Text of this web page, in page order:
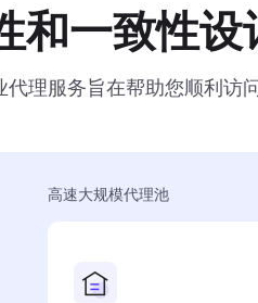
和一致性
代理服务旨在帮助您顺利访
高速大规模代理池